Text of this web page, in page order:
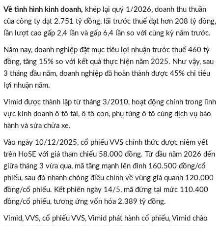
Về tình hình kinh doanh, khép lại quý 1/2026, doanh thu thuần
của công ty đạt 2.751 tỷ đồng, lãi trước thuế đạt hơn 208 tỷ đồng,
lần lượt cao gấp 2,4 lần và gấp 6,4 lần so với cùng kỳ năm trước.
Năm nay, doanh nghiệp đặt mục tiêu lợi nhuận trước thuế 460 tỷ
đồng, tăng 15% so với kết quả thực hiện năm 2025. Như vậy, sau
3 tháng đầu năm, doanh nghiệp đã hoàn thành được 45% chỉ tiêu
lợi nhuận năm.
Vimid được thành lập từ tháng 3/2010, hoạt động chính trong lĩnh
vực kinh doanh ô tô tải, ô tô con, phụ tùng ô tô cùng dịch vụ bảo
hành và sửa chữa xe.
Vào ngày 10/12/2025, cổ phiếu VVS chính thức được niêm yết
trên HoSE với giá tham chiếu 58.000 đồng. Từ đầu năm 2026 đến
giữa tháng 3 vừa qua, mã tăng mạnh lên đỉnh 160.500 đồng/cổ
phiếu, sau đó nhanh chóng điều chỉnh về vùng giá quanh 120.000
đồng/cổ phiếu. Kết phiên ngày 14/5, mã đứng tại mức 110.400
đồng/cổ phiếu, tương ứng vốn hóa 2.389 tỷ đồng.
Vimid, VVS, cổ phiếu VVS, Vimid phát hành cổ phiếu, Vimid chào